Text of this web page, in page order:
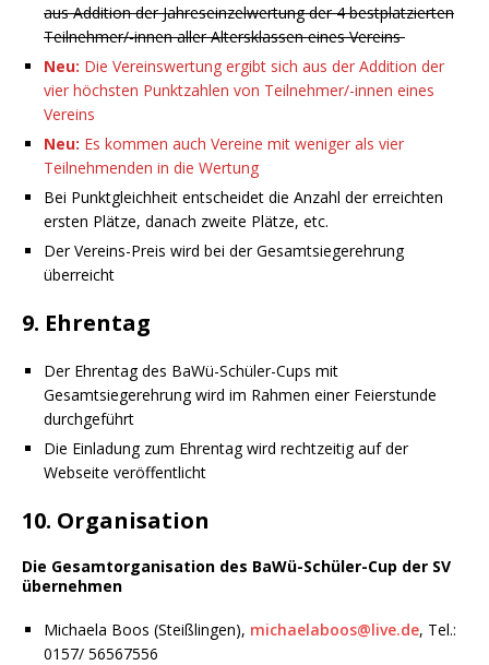
aus Addition der Jahreseinzelwertung der 4 bestplatzierten
Teilnehmer/-innen aller Altersklassen eines Vereins
Neu: Die Vereinswertung ergibt sich aus der Addition der
vier höchsten Punktzahlen von Teilnehmer/-innen eines
Vereins
Neu: Es kommen auch Vereine mit weniger als vier
Teilnehmenden in die Wertung
Bei Punktgleichheit entscheidet die Anzahl der erreichten
ersten Plätze, danach zweite Plätze, etc.
Der Vereins-Preis wird bei der Gesamtsiegerehrung
überreicht
9. Ehrentag
Der Ehrentag des BaWü-Schüler-Cups mit
Gesamtsiegerehrung wird im Rahmen einer Feierstunde
durchgeführt
Die Einladung zum Ehrentag wird rechtzeitig auf der
Webseite veröffentlicht
10. Organisation
Die Gesamtorganisation des BaWü-Schüler-Cup der SV
übernehmen
Michaela Boos (Steißlingen), michaelaboos@live.de, Tel.:
0157/ 56567556